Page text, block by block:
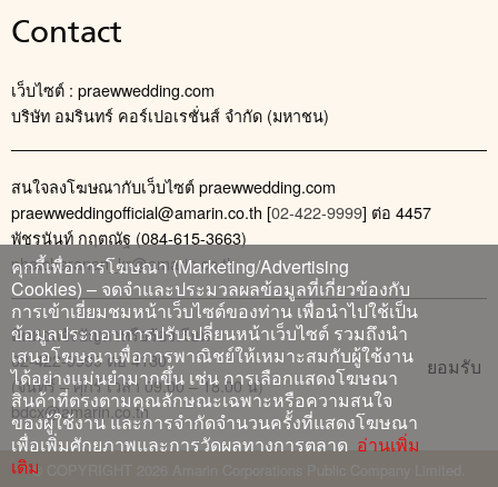
Contact
เว็บไซต์ : praewwedding.com
บริษัท อมรินทร์ คอร์เปอเรชั่นส์ จำกัด (มหาชน)
สนใจลงโฆษณากับเว็บไซต์ praewwedding.com
praewweddingofficial@amarin.co.th [02-422-9999] ต่อ 4457
พัชรนันท์ กฤตณัฐ (084-615-3663)
phatcharanan_kr@amarin.co.th
ติดต่อแจ้งปัญหาหรือร้องเรียน
02-422-9999 ต่อ 4180
(จันทร์ – ศุกร์ เวลา 09.00 – 18.00 น)
bdcx@amarin.co.th
© COPYRIGHT 2026 Amarin Corporations Public Company Limited.
คุกกี้เพื่อการโฆษณา (Marketing/Advertising
Cookies) – จดจำและประมวลผลข้อมูลที่เกี่ยวข้องกับ
การเข้าเยี่ยมชมหน้าเว็บไซต์ของท่าน เพื่อนำไปใช้เป็น
ข้อมูลประกอบการปรับเปลี่ยนหน้าเว็บไซต์ รวมถึงนำ
เสนอโฆษณาเพื่อการพาณิชย์ให้เหมาะสมกับผู้ใช้งาน
ได้อย่างแม่นยำมากขึ้น เช่น การเลือกแสดงโฆษณา
สินค้าที่ตรงตามคุณลักษณะเฉพาะหรือความสนใจ
ของผู้ใช้งาน และการจำกัดจำนวนครั้งที่แสดงโฆษณา
เพื่อเพิ่มศักยภาพและการวัดผลทางการตลาด อ่านเพิ่ม
เติม
ยอมรับ